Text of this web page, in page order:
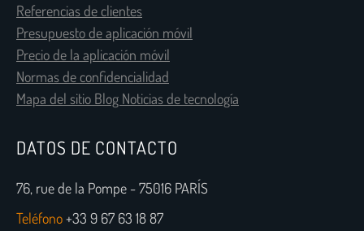
Referencias de clientes
Presupuesto de aplicación móvil
Precio de la aplicación móvil
Normas de confidencialidad
Mapa del sitio Blog Noticias de tecnología
DATOS DE CONTACTO
76, rue de la Pompe - 75016 PARÍS
Teléfono+33 9 67 63 18 87